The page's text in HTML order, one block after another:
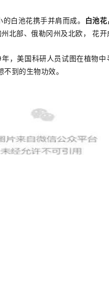
白池花携手并肩而成。
白池
北部、俄勒冈州及北欧， 花开
，美国科研人员试图在植物
到的生物功效。